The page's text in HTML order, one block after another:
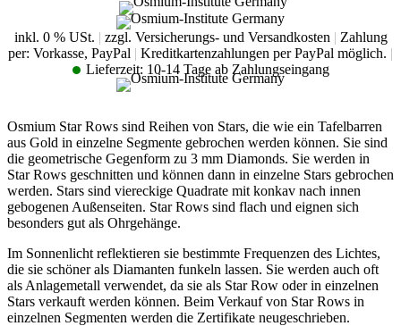
inkl. 0 % USt. | zzgl. Versicherungs- und Versandkosten | Zahlung
per: Vorkasse, PayPal | Kreditkartenzahlungen per PayPal möglich. |
Lieferzeit: 10-14 Tage ab Zahlungseingang
Osmium Star Rows sind Reihen von Stars, die wie ein Tafelbarren
aus Gold in einzelne Segmente gebrochen werden können. Sie sind
die geometrische Gegenform zu 3 mm Diamonds. Sie werden in
Star Rows geschnitten und können dann in einzelne Stars gebrochen
werden. Stars sind viereckige Quadrate mit konkav nach innen
gebogenen Außenseiten. Star Rows sind flach und eignen sich
besonders gut als Ohrgehänge.
Im Sonnenlicht reflektieren sie bestimmte Frequenzen des Lichtes,
die sie schöner als Diamanten funkeln lassen. Sie werden auch oft
als Anlagemetall verwendet, da sie als Star Row oder in einzelnen
Stars verkauft werden können. Beim Verkauf von Star Rows in
einzelnen Segmenten werden die Zertifikate neugeschrieben.